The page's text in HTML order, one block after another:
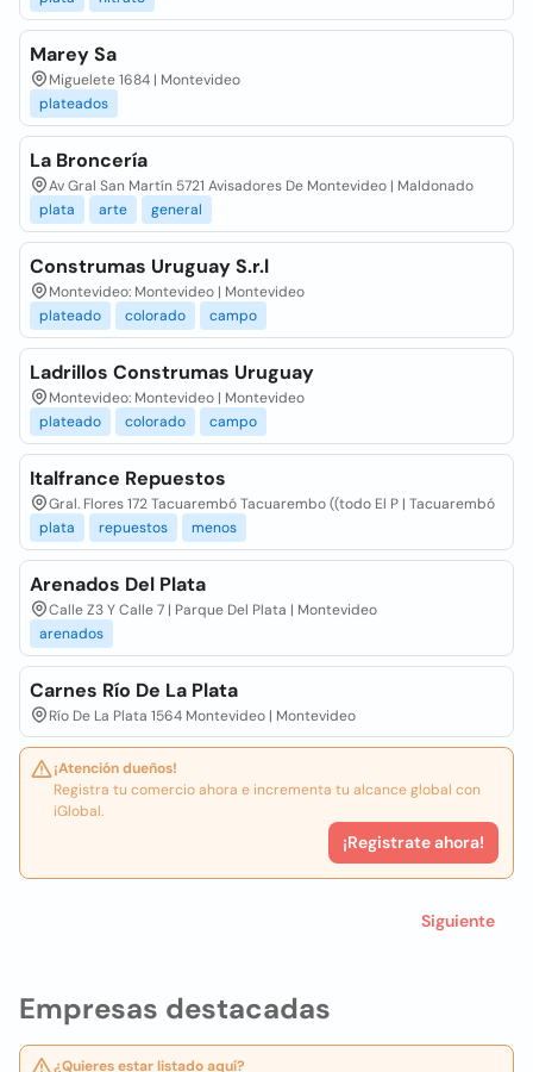
Empresas destacadas
¿Quieres estar listado aquí?
Marey Sa
Miguelete 1684 | Montevideo
plateados
La Broncería
Av Gral San Martín 5721 Avisadores De Montevideo | Maldonado
plata
arte general
Construmas Uruguay S.r.l
Montevideo: Montevideo | Montevideo
plateado
colorado campo
Ladrillos Construmas Uruguay
Montevideo: Montevideo | Montevideo
plateado
colorado campo
Italfrance Repuestos
Gral. Flores 172 Tacuarembó Tacuarembo ((todo El P | Tacuarembó
plata
repuestos menos
Arenados Del Plata
Calle Z3 Y Calle 7 | Parque Del Plata | Montevideo
arenados
Carnes Río De La Plata
Río De La Plata 1564 Montevideo | Montevideo
¡Atención dueños!
Registra tu comercio ahora e incrementa tu alcance global con
iGlobal.
¡Registrate ahora!
Siguiente